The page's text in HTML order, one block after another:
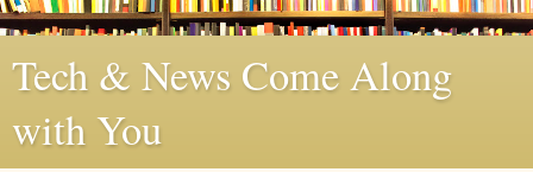
Tech & News Come Along
with You